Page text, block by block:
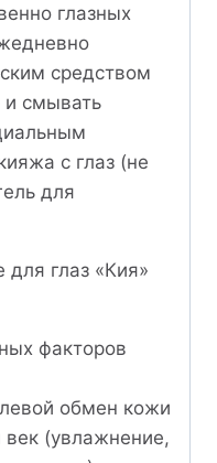
глазных
средством
и смывать
с глаз (не
для
для глаз «Кия»
факторов
обмен кожи
век (увлажнение,